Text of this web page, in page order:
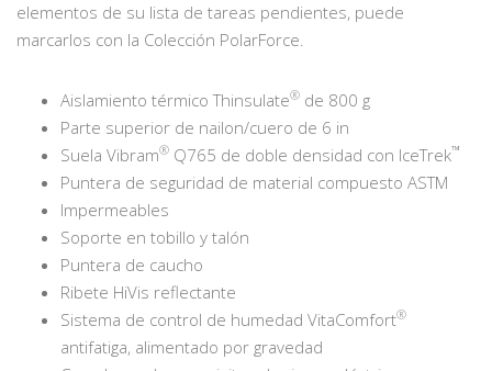
elementos de su lista de tareas pendientes, puede
marcarlos con la Colección PolarForce.
Aislamiento térmico Thinsulate® de 800 g
Parte superior de nailon/cuero de 6 in
Suela Vibram® Q765 de doble densidad con IceTrek™
Puntera de seguridad de material compuesto ASTM
Impermeables
Soporte en tobillo y talón
Puntera de caucho
Ribete HiVis reflectante
Sistema de control de humedad VitaComfort®
antifatiga, alimentado por gravedad